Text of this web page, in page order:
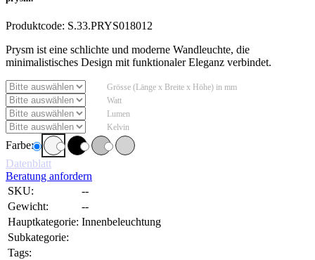
Produktcode: S.33.PRYS018012
Prysm ist eine schlichte und moderne Wandleuchte, die
minimalistisches Design mit funktionaler Eleganz verbindet.
Grösse (Länge x Breite x Höhe) in mm
Watt
Lumen
Kelvin
Farbe:
Datenblatt
Beratung anfordern
SKU:
--
Gewicht:
--
Hauptkategorie: Innenbeleuchtung
Subkategorie:
Tags: